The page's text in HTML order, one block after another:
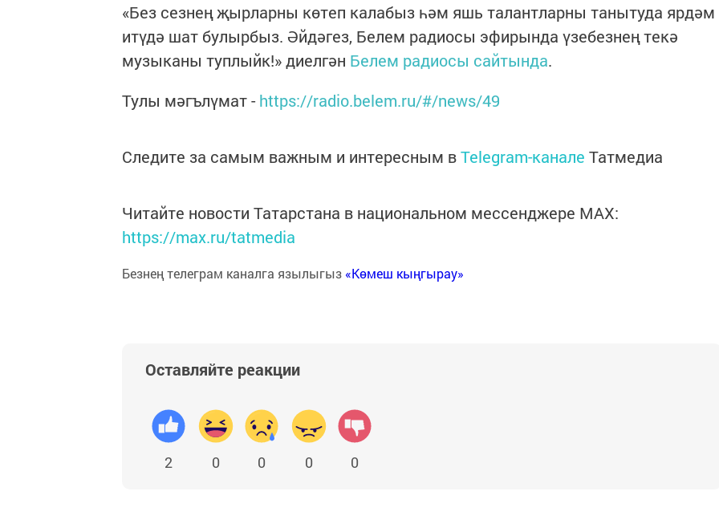
«Без сезнең җырларны көтеп калабыз һәм яшь талантларны танытуда ярдәм
итүдә шат булырбыз. Әйдәгез, Белем радиосы эфирында үзебезнең текә
музыканы туплыйк!» диелгән Белем радиосы сайтында.
Тулы мәгълүмат -https://radio.belem.ru/#/news/49
Следите за самым важным и интересным вTelegram-канале Татмедиа
Читайте новости Татарстана в национальном мессенджере MАХ:
https://max.ru/tatmedia
Безнең телеграм каналга язылыгыз «Көмеш кыңгырау»
Оставляйте реакции
2 0 0 0 0